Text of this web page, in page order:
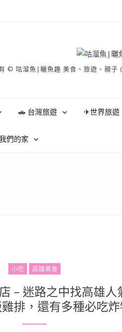
咕溜魚|曬魚趣 美食、旅遊、親子
🚗 台灣旅遊 ✈世界旅遊
們的家
小吃 高雄美食
– 迷路之中找高雄
排，還有多種必吃